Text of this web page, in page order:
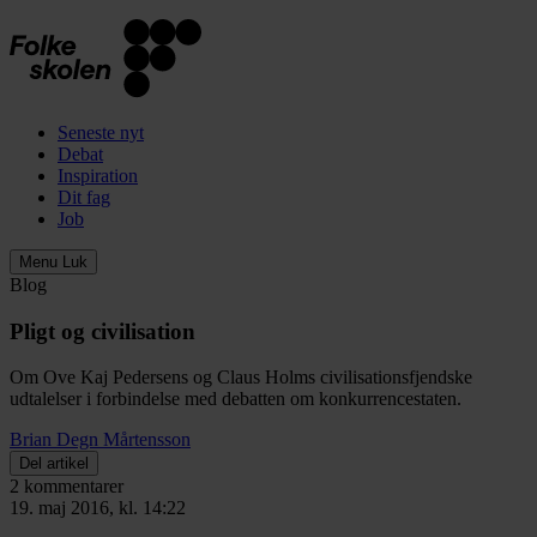
Seneste nyt
Debat
Inspiration
Dit fag
Job
Menu Luk
Blog
Pligt og civilisation
Om Ove Kaj Pedersens og Claus Holms civilisationsfjendske
udtalelser i forbindelse med debatten om konkurrencestaten.
Brian Degn Mårtensson
Del artikel
2 kommentarer
19. maj 2016, kl. 14:22